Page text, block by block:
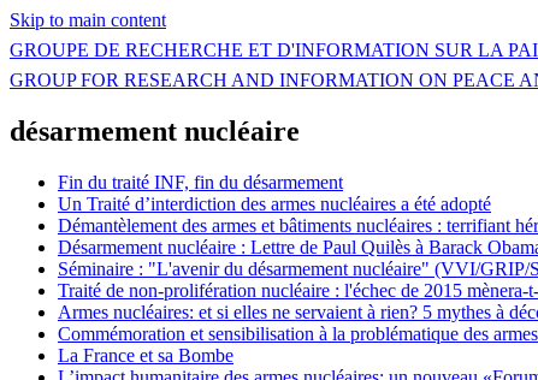
Skip to main content
GROUPE DE RECHERCHE ET D'INFORMATION SUR LA
GROUP FOR RESEARCH AND INFORMATION ON PEACE
désarmement nucléaire
Fin du traité INF, fin du désarmement
Un Traité d’interdiction des armes nucléaires a été adopté
Démantèlement des armes et bâtiments nucléaires : terrifiant
Désarmement nucléaire : Lettre de Paul Quilès à Barack
Séminaire : "L'avenir du désarmement nucléaire" (VVI/GRIP/
Traité de non-prolifération nucléaire : l'échec de 2015 mènera-
Armes nucléaires: et si elles ne servaient à rien? 5 mythes à
Commémoration et sensibilisation à la problématique des
La France et sa Bombe